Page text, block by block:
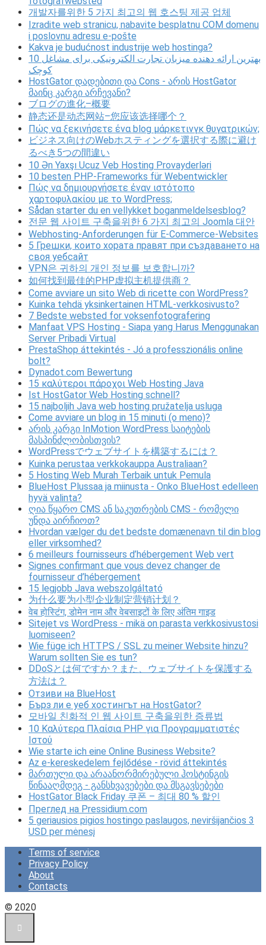
개발자를위한 5 가지 최고의 웹 호스팅 제공 업체
Izradite web stranicu, nabavite besplatnu COM domenu
i poslovnu adresu e-pošte
Kakva je budućnost industrije web hostinga?
10 بهترین ارائه دهنده میزبان تجارت الکترونیکی برای مشاغل
کوچک
HostGator დადებითი და Cons - არის HostGator
მაინც კარგი არჩევანი?
ブログの進化–概要
静态还是动态网站–您应该选择哪个？
Πώς να ξεκινήσετε ένα blog μάρκετινγκ θυγατρικών;
ビジネス向けのWebホスティングを選択する際に避け
るべき5つの間違い
10 Ən Yaxşı Ucuz Veb Hosting Provayderləri
10 besten PHP-Frameworks für Webentwickler
Πώς να δημιουργήσετε έναν ιστότοπο
χαρτοφυλακίου με το WordPress;
Sådan starter du en vellykket boganmeldelsesblog?
전문 웹 사이트 구축을위한 6 가지 최고의 Joomla 대안
Webhosting-Anforderungen für E-Commerce-Websites
5 Грешки, които хората правят при създаването на
своя уебсайт
VPN은 귀하의 개인 정보를 보호합니까?
如何找到最佳的PHP虚拟主机提供商？
Come avviare un sito Web di ricette con WordPress?
Kuinka tehdä yksinkertainen HTML-verkkosivusto?
7 Bedste websted for voksenfotografering
Manfaat VPS Hosting - Siapa yang Harus Menggunakan
Server Pribadi Virtual
PrestaShop áttekintés - Jó a professzionális online
bolt?
Dynadot.com Bewertung
15 καλύτεροι πάροχοι Web Hosting Java
Ist HostGator Web Hosting schnell?
15 najboljih Java web hosting pružatelja usluga
Come avviare un blog in 15 minuti (o meno)?
არის კარგი InMotion WordPress საიტების
მასპინძლობისთვის?
WordPressでウェブサイトを構築するには？
Kuinka perustaa verkkokauppa Australiaan?
5 Hosting Web Murah Terbaik untuk Pemula
BlueHost Plussaa ja miinusta - Onko BlueHost edelleen
hyvä valinta?
ღია წყარო CMS ან საკუთრების CMS - რომელი
უნდა აირჩიოთ?
Hvordan vælger du det bedste domænenavn til din blog
eller virksomhed?
6 meilleurs fournisseurs d’hébergement Web vert
Signes confirmant que vous devez changer de
fournisseur d’hébergement
15 legjobb Java webszolgáltató
为什么要为小型企业制定营销计划？
वेब होस्टिंग, डोमेन नाम और वेबसाइटों के लिए अंतिम गाइड
Sitejet vs WordPress - mikä on parasta verkkosivustosi
luomiseen?
Wie füge ich HTTPS / SSL zu meiner Website hinzu?
Warum sollten Sie es tun?
DDoSとは何ですか？また、ウェブサイトを保護する
方法は？
Отзиви на BlueHost
Бърз ли е уеб хостингът на HostGator?
모바일 친화적 인 웹 사이트 구축을위한 증류법
10 Καλύτερα Πλαίσια PHP για Προγραμματιστές
Ιστού
Wie starte ich eine Online Business Website?
Az e-kereskedelem fejlődése - rövid áttekintés
მართული და არაანორმირებული ჰოსტინგის
წინააღმდეგ - განსხვავებები და მსგავსებები
HostGator Black Friday 쿠폰 – 최대 80 % 할인
Преглед на Pressidium.com
5 geriausios pigios hostingo paslaugos, neviršijančios 3
USD per mėnesį
Terms of service
Privacy Policy
About
Contacts
© 2020